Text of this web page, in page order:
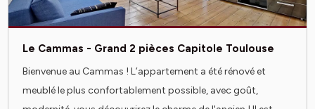
Le Cammas - Grand 2 pièces Capitole Toulouse
Bienvenue au Cammas ! L’appartement a été rénové et
meublé le plus confortablement possible, avec goût,